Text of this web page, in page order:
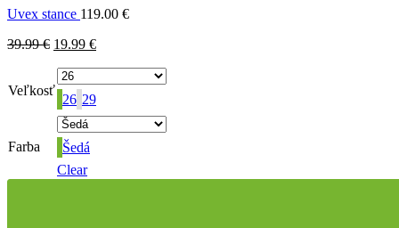
Uvex stance 119.00 €
39.99€ 19.99 €
Veľkosť
26 29
Farba
Šedá
Clear